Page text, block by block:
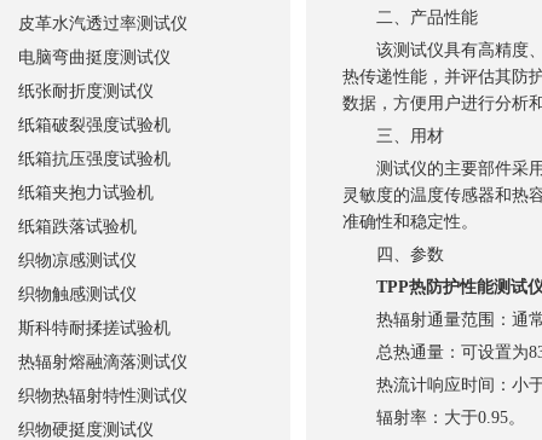
二、产品性能
该测试仪具有高精度、
热传递性能，并评估其防
数据，方便用户进行分析
三、用材
测试仪的主要部件采用
灵敏度的温度传感器和热
准确性和稳定性。
四、参数
TPP热防护性能测试
热辐射通量范围：通常
总热通量：可设置为
热流计响应时间：小于
辐射率：大于0.95。
皮革水汽透过率测试仪
电脑弯曲挺度测试仪
纸张耐折度测试仪
纸箱破裂强度试验机
纸箱抗压强度试验机
纸箱夹抱力试验机
纸箱跌落试验机
织物凉感测试仪
织物触感测试仪
斯科特耐揉搓试验机
热辐射熔融滴落测试仪
织物热辐射特性测试仪
织物硬挺度测试仪